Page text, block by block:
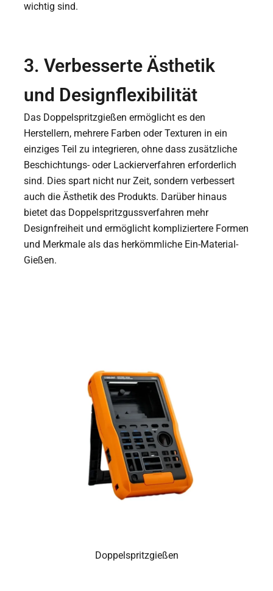
wichtig sind.
3. Verbesserte Ästhetik
und Designflexibilität
Das Doppelspritzgießen ermöglicht es den
Herstellern, mehrere Farben oder Texturen in ein
einziges Teil zu integrieren, ohne dass zusätzliche
Beschichtungs- oder Lackierverfahren erforderlich
sind. Dies spart nicht nur Zeit, sondern verbessert
auch die Ästhetik des Produkts. Darüber hinaus
bietet das Doppelspritzgussverfahren mehr
Designfreiheit und ermöglicht kompliziertere Formen
und Merkmale als das herkömmliche Ein-Material-
Gießen.
Doppelspritzgießen